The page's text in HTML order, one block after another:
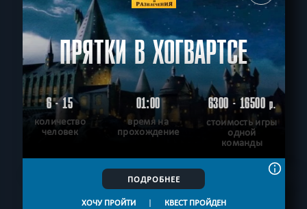
ПРЯТКИ В ХОГВАРТСЕ
6 - 15
количество
человек
01:00
время на
прохождение
6300 - 16500р.
стоимость игры
одной
команды
ПОДРОБНЕЕ
ХОЧУ ПРОЙТИ | КВЕСТ ПРОЙДЕН